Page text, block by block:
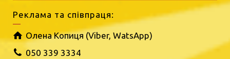
Реклама та співпраця:
Олена Копиця (Viber, WatsApp)
050 339 3334